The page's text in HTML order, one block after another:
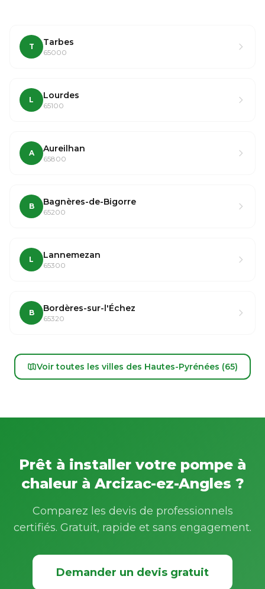
T Tarbes
65000
L Lourdes
65100
A Aureilhan
65800
B Bagnères-de-Bigorre
65200
L Lannemezan
65300
B Bordères-sur-l'Échez
65320
Voir toutes les villes des Hautes-Pyrénées (65)
Prêt à installer votre pompe à
chaleur à Arcizac-ez-Angles ?
Comparez les devis de professionnels
certifiés. Gratuit, rapide et sans engagement.
Demander un devis gratuit